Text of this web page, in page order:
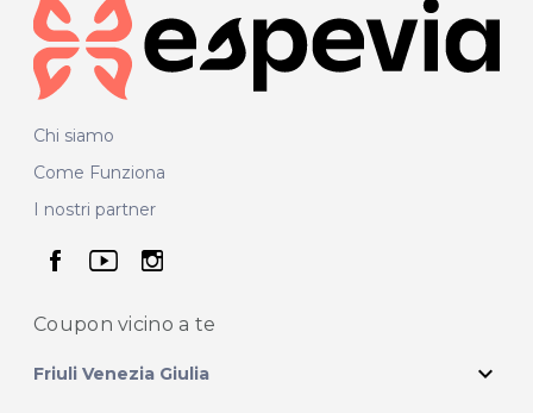
Chi siamo
Come Funziona
I nostri partner
seguici su facebook
seguici su youtube
seguici su instagram
Coupon vicino a te
Friuli Venezia Giulia expand_more